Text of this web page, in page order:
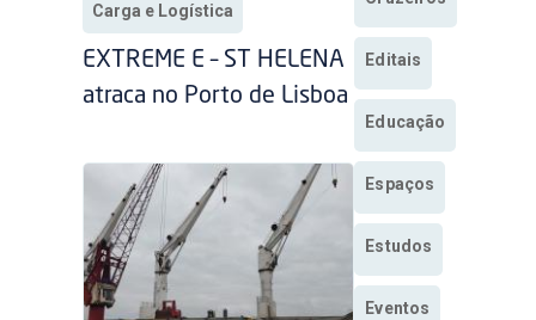
Carga e Logística
EXTREME E – ST HELENA
atraca no Porto de Lisboa
Editais
Educação
Espaços
Estudos
Eventos